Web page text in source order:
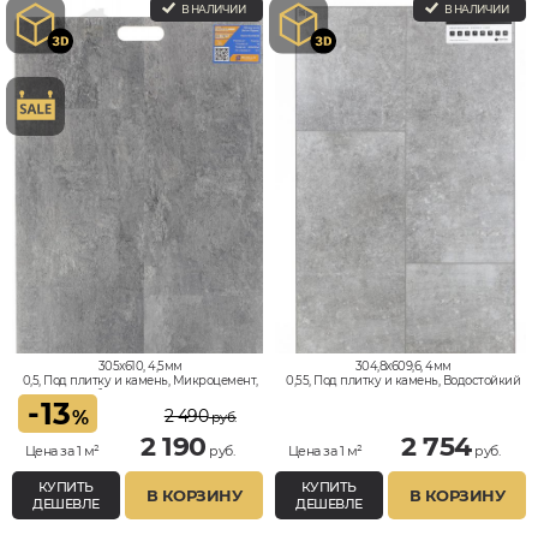
В НАЛИЧИИ
305x610, 4,5мм
0,5, Под плитку и камень, Микроцемент,
Под бетон, Водостойкий
-13%
Цена за 1 м²
2 490руб.
2 190 руб.
КУПИТЬ
ДЕШЕВЛЕ
В КОРЗИНУ
В НАЛИЧИИ
304,8x609,6, 4мм
0,55, Под плитку и камень, Водостойкий
Цена за 1 м² 2 754руб.
КУПИТЬ
ДЕШЕВЛЕ
В КОРЗИНУ